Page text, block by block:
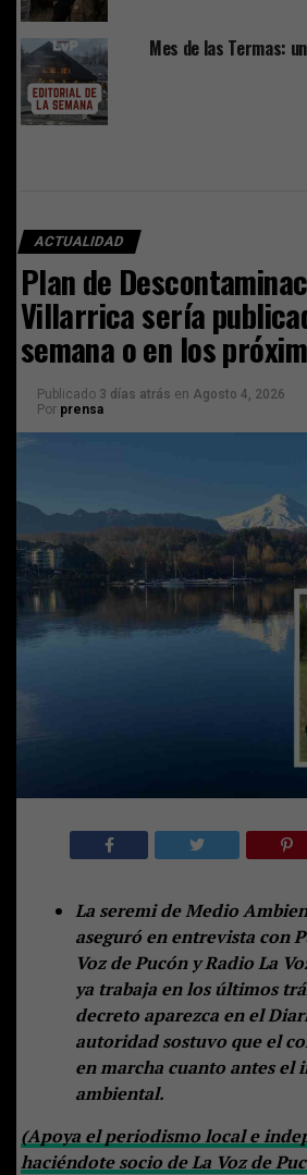
Mes de las Termas:
ACTUALIDAD
Plan de
Villarrica sería
semana o en los
Publicado 3 días atrás en Agosto 4, 2026
Por prensa
La seremi de Medio
aseguró en entrevista con
Voz de Pucón y Radio La
ya trabaja en los últimos
decreto aparezca en el
autoridad sostuvo que el
en marcha cuanto antes el
ambiental.
(Apoya el periodismo local e
haciéndote socio de La Voz de